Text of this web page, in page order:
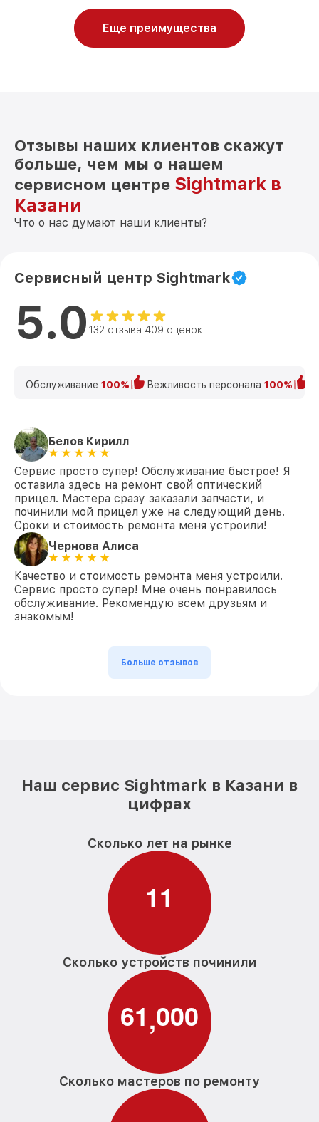
Еще преимущества
Отзывы наших клиентов скажут
больше, чем мы о нашем
сервисном центре Sightmark в
Казани
Что о нас думают наши клиенты?
Сервисный центр Sightmark
5.0 132 отзыва 409 оценок
Обслуживание 100% Вежливость персонала 100%
Белов Кирилл
Сервис просто супер! Обслуживание быстрое! Я
оставила здесь на ремонт свой оптический
прицел. Мастера сразу заказали запчасти, и
починили мой прицел уже на следующий день.
Сроки и стоимость ремонта меня устроили!
Чернова Алиса
Качество и стоимость ремонта меня устроили.
Сервис просто супер! Мне очень понравилось
обслуживание. Рекомендую всем друзьям и
знакомым!
Больше отзывов
Наш сервис Sightmark в Казани в
цифрах
Сколько лет на рынке
11
Сколько устройств починили
61,000
Сколько мастеров по ремонту